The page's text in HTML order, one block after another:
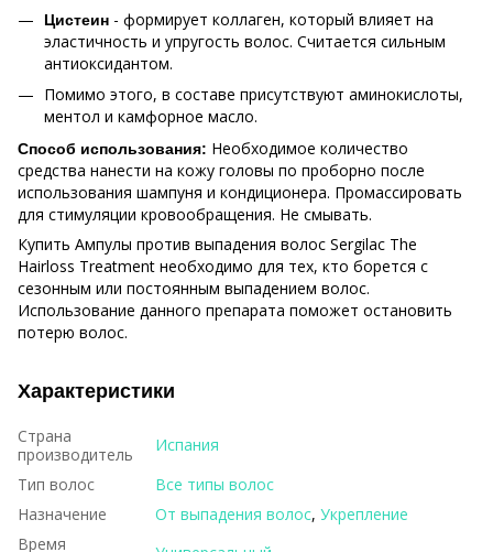
Цистеин - формирует коллаген, который влияет на
эластичность и упругость волос. Считается сильным
антиоксидантом.
Помимо этого, в составе присутствуют аминокислоты,
ментол и камфорное масло.
Способ использования: Необходимое количество
средства нанести на кожу головы по проборно после
использования шампуня и кондиционера. Промассировать
для стимуляции кровообращения. Не смывать.
Купить Ампулы против выпадения волос Sergilac The
Hairloss Treatment необходимо для тех, кто борется с
сезонным или постоянным выпадением волос.
Использование данного препарата поможет остановить
потерю волос.
Характеристики
Страна
производитель
Испания
Тип волос
Все типы волос
Назначение
От выпадения волос, Укрепление
Время